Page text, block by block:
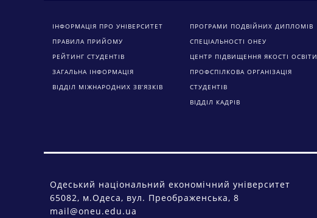
ІНФОРМАЦІЯ ПРО УНІВЕРСИТЕТ
ПРАВИЛА ПРИЙОМУ
РЕЙТИНГ СТУДЕНТІВ
ЗАГАЛЬНА ІНФОРМАЦІЯ
ВІДДІЛ МІЖНАРОДНИХ ЗВ’ЯЗКІВ
ПРОГРАМИ ПОДВІЙНИХ ДИПЛОМІВ
СПЕЦІАЛЬНОСТІ ОНЕУ
ЦЕНТР ПІДВИЩЕННЯ ЯКОСТІ ОСВІТИ
ПРОФСПІЛКОВА ОРГАНІЗАЦІЯ
СТУДЕНТІВ
ВІДДІЛ КАДРІВ
Одеський національний економічний університет
65082, м.Одеса, вул. Преображенська, 8
mail@oneu.edu.ua